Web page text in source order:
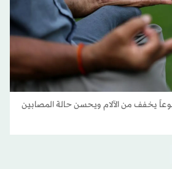
اليوغا لمدة 12 أسبوعاً يخفف من الآلام ويحسن حالة المصابين